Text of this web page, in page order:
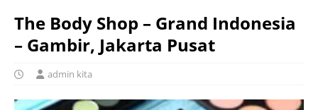
The Body Shop – Grand Indonesia
– Gambir, Jakarta Pusat
admin kita